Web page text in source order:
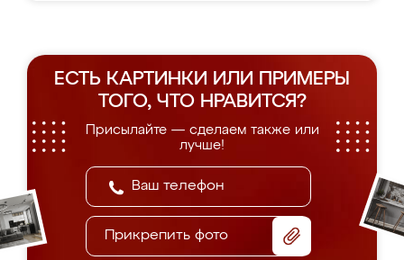
ЕСТЬ КАРТИНКИ ИЛИ ПРИМЕРЫ
ТОГО, ЧТО НРАВИТСЯ?
Присылайте — сделаем также или
лучше!
Прикрепить фото